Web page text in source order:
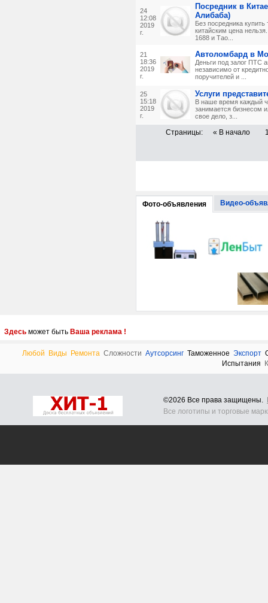
24
12:08
2019
г.
Посредник в
Алибаба)
Без посредника
китайским цена
1688 и Тао...
21
18:36
2019
г.
Автоломбард в
Деньги под залог ПТС
независимо от
поручителей и ...
25
15:18
2019
г.
Услуги
В наше время каждый
занимается бизнесом
свое дело, з...
Страницы: « В начало
Фото-объявления Видео-
Здесь может быть Ваша реклама !
Любой Виды Ремонта Сложности Аутсорсинг Таможенное Экспорт
Испытания
©2026 Все права защищены.
Все логотипы и торговые